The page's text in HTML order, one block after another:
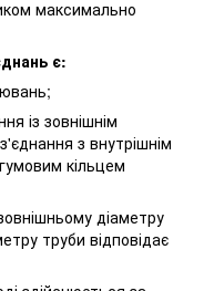
максимально
є:
із зовнішнім
з внутрішнім
кільцем
діаметру
труби відповідає